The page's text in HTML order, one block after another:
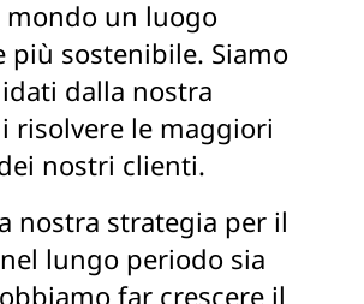
mondo un luogo
più sostenibile. Siamo
dalla nostra
risolvere le maggiori
nostri clienti.
nostra strategia per il
lungo periodo sia
far crescere il